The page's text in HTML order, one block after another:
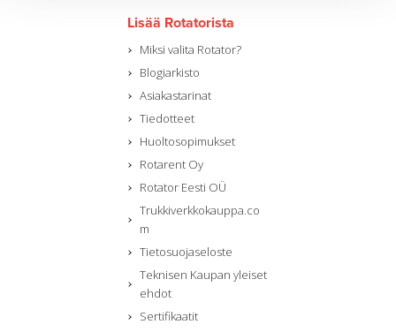
Lisää Rotatorista
Miksi valita Rotator?
Blogiarkisto
Asiakastarinat
Tiedotteet
Huoltosopimukset
Rotarent Oy
Rotator Eesti OÜ
Trukkiverkkokauppa.co
m
Tietosuojaseloste
Teknisen Kaupan yleiset
ehdot
Sertifikaatit